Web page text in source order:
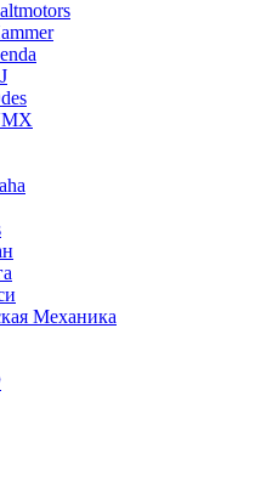
Механика